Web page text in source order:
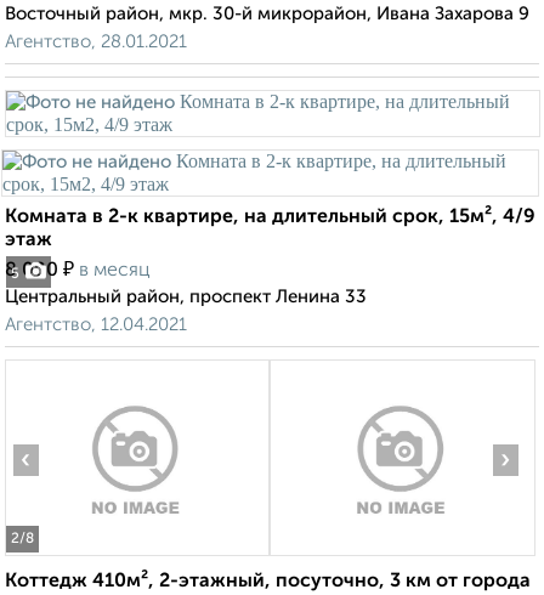
Восточный район, мкр. 30-й микрорайон, Ивана Захарова 9
Агентство, 28.01.2021
5
Комната в 2-к квартире, на длительный срок, 15м², 4/9
этаж
8 000 ₽ в месяц
Центральный район, проспект Ленина 33
Агентство, 12.04.2021
2/8
‹ ›
Коттедж 410м², 2-этажный, посуточно, 3 км от города